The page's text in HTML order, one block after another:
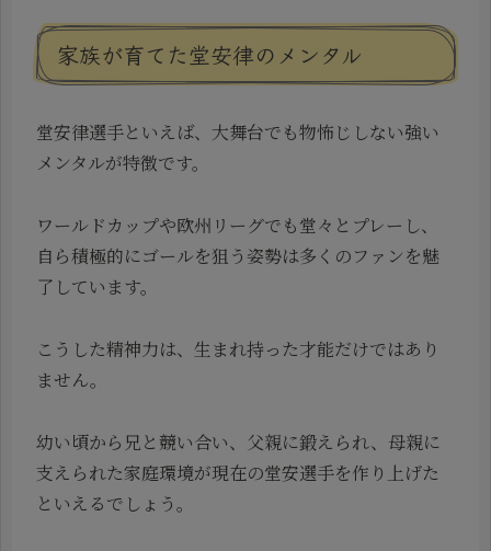
家族が育てた堂安律のメンタル
堂安律選手といえば、大舞台でも物怖じしない強い
メンタルが特徴です。
ワールドカップや欧州リーグでも堂々とプレーし、
自ら積極的にゴールを狙う姿勢は多くのファンを魅
了しています。
こうした精神力は、生まれ持った才能だけではあり
ません。
幼い頃から兄と競い合い、父親に鍛えられ、母親に
支えられた家庭環境が現在の堂安選手を作り上げた
といえるでしょう。